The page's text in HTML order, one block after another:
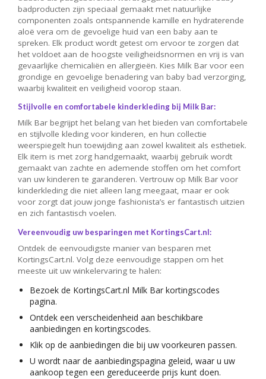
badproducten zijn speciaal gemaakt met natuurlijke
componenten zoals ontspannende kamille en hydraterende
aloë vera om de gevoelige huid van een baby aan te
spreken. Elk product wordt getest om ervoor te zorgen dat
het voldoet aan de hoogste veiligheidsnormen en vrij is van
gevaarlijke chemicaliën en allergieën. Kies Milk Bar voor een
grondige en gevoelige benadering van baby bad verzorging,
waarbij kwaliteit en veiligheid voorop staan.
Stijlvolle en comfortabele kinderkleding bij Milk Bar:
Milk Bar begrijpt het belang van het bieden van comfortabele
en stijlvolle kleding voor kinderen, en hun collectie
weerspiegelt hun toewijding aan zowel kwaliteit als esthetiek.
Elk item is met zorg handgemaakt, waarbij gebruik wordt
gemaakt van zachte en ademende stoffen om het comfort
van uw kinderen te garanderen. Vertrouw op Milk Bar voor
kinderkleding die niet alleen lang meegaat, maar er ook
voor zorgt dat jouw jonge fashionista’s er fantastisch uitzien
en zich fantastisch voelen.
Vereenvoudig uw besparingen met KortingsCart.nl:
Ontdek de eenvoudigste manier van besparen met
KortingsCart.nl. Volg deze eenvoudige stappen om het
meeste uit uw winkelervaring te halen:
Bezoek de KortingsCart.nl Milk Bar kortingscodes
pagina.
Ontdek een verscheidenheid aan beschikbare
aanbiedingen en kortingscodes.
Klik op de aanbiedingen die bij uw voorkeuren passen.
U wordt naar de aanbiedingspagina geleid, waar u uw
aankoop tegen een gereduceerde prijs kunt doen.